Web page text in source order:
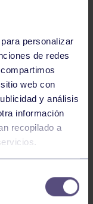
personalizar
de redes
web con
y análisis
información
recopilado a
AL